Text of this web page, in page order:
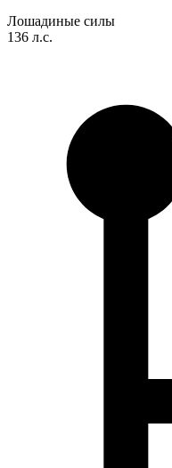
Лошадиные силы
136 л.с.